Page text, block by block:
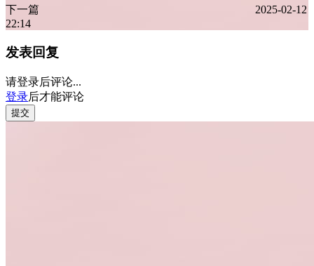
下一篇
2025-02-12
22:14
发表回复
请登录后评论...
登录后才能评论
提交